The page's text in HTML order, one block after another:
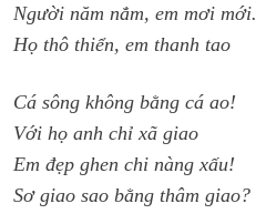
Người năm nẳm, em mơi mới.
Họ thô thiển, em thanh tao
Cá sông không bằng cá ao!
Với họ anh chỉ xã giao
Em đẹp ghen chi nàng xấu!
Sơ giao sao bằng thâm giao?